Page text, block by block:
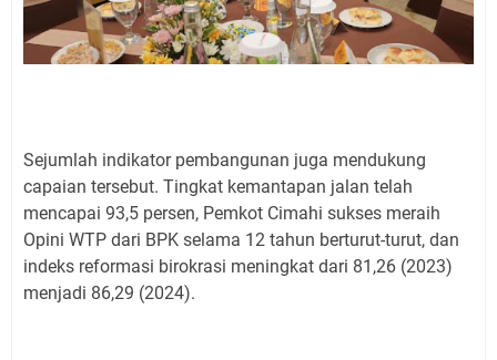
Sejumlah indikator pembangunan juga mendukung
capaian tersebut. Tingkat kemantapan jalan telah
mencapai 93,5 persen, Pemkot Cimahi sukses meraih
Opini WTP dari BPK selama 12 tahun berturut-turut, dan
indeks reformasi birokrasi meningkat dari 81,26 (2023)
menjadi 86,29 (2024).